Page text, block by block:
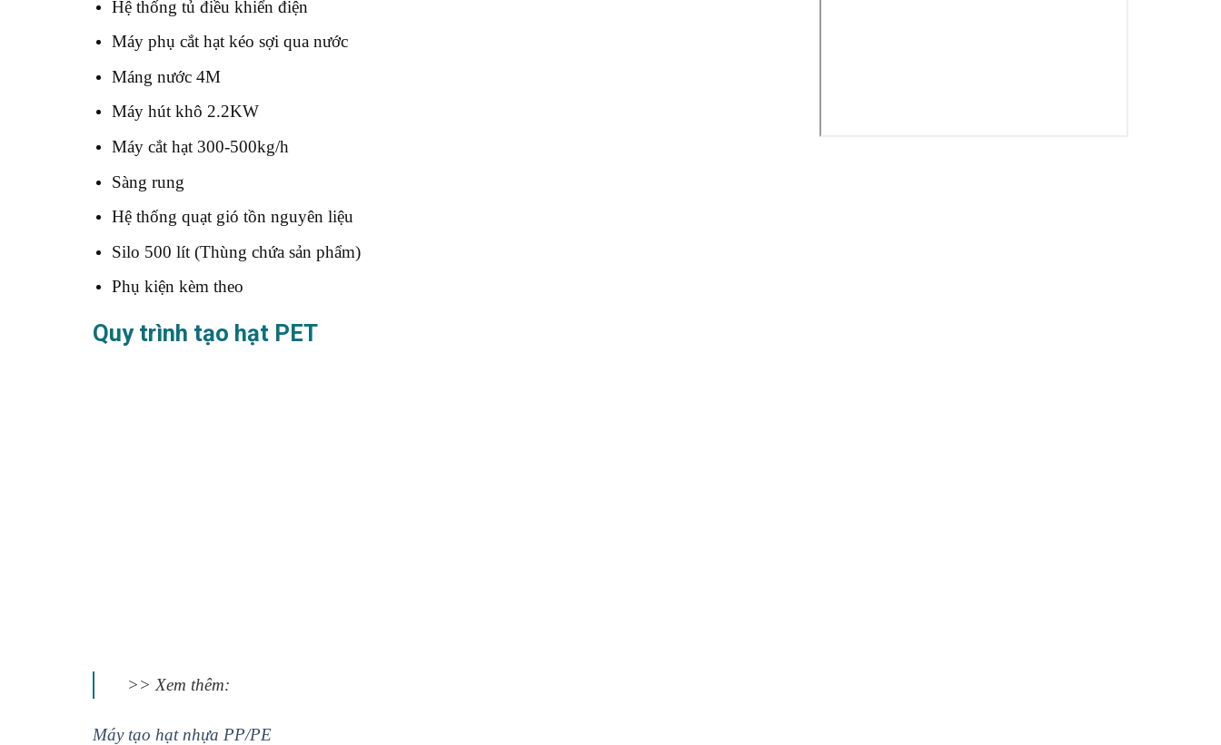
Hệ thống tủ điều khiển điện
Máy phụ cắt hạt kéo sợi qua nước
Máng nước 4M
Máy hút khô 2.2KW
Máy cắt hạt 300-500kg/h
Sàng rung
Hệ thống quạt gió tồn nguyên liệu
Silo 500 lít (Thùng chứa sản phẩm)
Phụ kiện kèm theo
Quy trình tạo hạt PET
>> Xem thêm:
Máy tạo hạt nhựa PP/PE